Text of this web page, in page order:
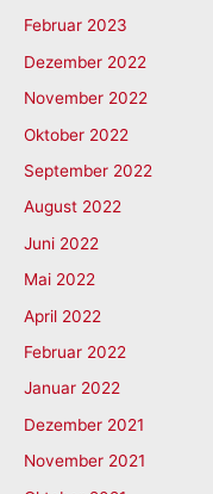
Februar 2023
Dezember 2022
November 2022
Oktober 2022
September 2022
August 2022
Juni 2022
Mai 2022
April 2022
Februar 2022
Januar 2022
Dezember 2021
November 2021